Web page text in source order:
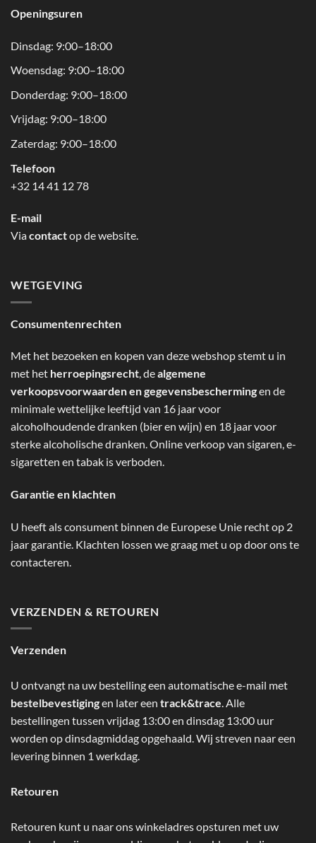
Openingsuren
Dinsdag: 9:00–18:00
Woensdag: 9:00–18:00
Donderdag: 9:00–18:00
Vrijdag: 9:00–18:00
Zaterdag: 9:00–18:00
Telefoon
+32 14 41 12 78
E-mail
Viacontactop de website.
WETGEVING
Consumentenrechten
Met het bezoeken en kopen van deze webshop stemt u in
met het herroepingsrecht, dealgemene
verkoopsvoorwaarden en gegevensbeschermingen de
minimale wettelijke leeftijd van 16 jaar voor
alcoholhoudende dranken (bier en wijn) en 18 jaar voor
sterke alcoholische dranken. Online verkoop van sigaren, e-
sigaretten en tabak is verboden.
Garantie en klachten
U heeft als consument binnen de Europese Unie recht op 2
jaar garantie. Klachten lossen we graag met u op door ons te
contacteren.
VERZENDEN & RETOUREN
Verzenden
U ontvangt na uw bestelling een automatische e-mail met
bestelbevestigingen later een track&trace. Alle
bestellingen tussen vrijdag 13:00 en dinsdag 13:00 uur
worden op dinsdagmiddag opgehaald. Wij streven naar een
levering binnen 1 werkdag.
Retouren
Retouren kunt u naar ons winkeladres opsturen met uw